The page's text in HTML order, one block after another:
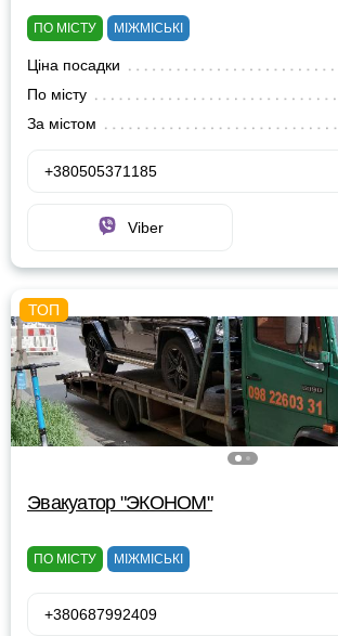
ПО МІСТУ МІЖМІСЬКІ
Ціна посадки
По місту
За містом
+380505371185
Viber
Эвакуатор "ЭКОНОМ"
ПО МІСТУ МІЖМІСЬКІ
+380687992409